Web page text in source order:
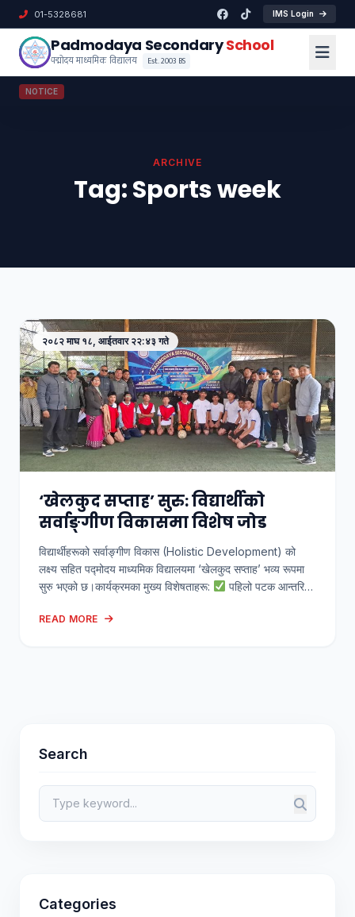
01-5328681 IMS Login
Padmodaya SecondarySchool
पद्मोदय माध्यमिक विद्यालय Est. 2003 BS
NOTICE
ARCHIVE
Tag:Sports week
२०८२ माघ १८, आईतवार २२:४३ गते
‘खेलकुद सप्ताह’ सुरु: विद्यार्थीको
सर्वाङ्गीण विकासमा विशेष जोड
विद्यार्थीहरूको सर्वाङ्गीण विकास (Holistic Development) को
लक्ष्य सहित पद्मोदय माध्यमिक विद्यालयमा ‘खेलकुद सप्ताह’ भव्य रूपमा
सुरु भएको छ।​कार्यक्रमका मुख्य विशेषताहरू:
पहिलो पटक आन्तरिक
(Quiz)
स्वास्थ्य सचेतनाका लागि स्वास्थ्य शिविर (Health
READ MORE
Search
Categories